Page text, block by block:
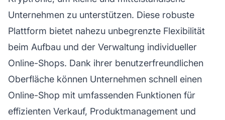
Unternehmen zu unterstützen. Diese robuste
Plattform bietet nahezu unbegrenzte Flexibilität
beim Aufbau und der Verwaltung individueller
Online-Shops. Dank ihrer benutzerfreundlichen
Oberfläche können Unternehmen schnell einen
Online-Shop mit umfassenden Funktionen für
effizienten Verkauf, Produktmanagement und